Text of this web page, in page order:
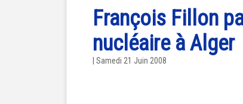
François Fillon
nucléaire à Alger
| Samedi 21 Juin 2008